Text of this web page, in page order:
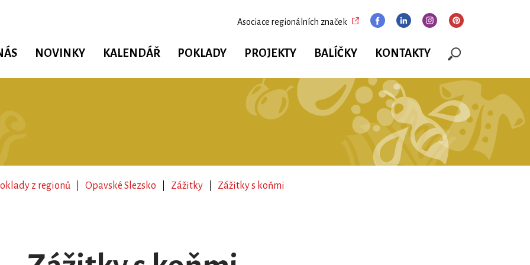
Asociace regionálních značek
NOVINKY KALENDÁŘ POKLADY PROJEKTY BALÍČKY KONTAKTY
z regionů Opavské Slezsko Zážitky Zážitky s koňmi